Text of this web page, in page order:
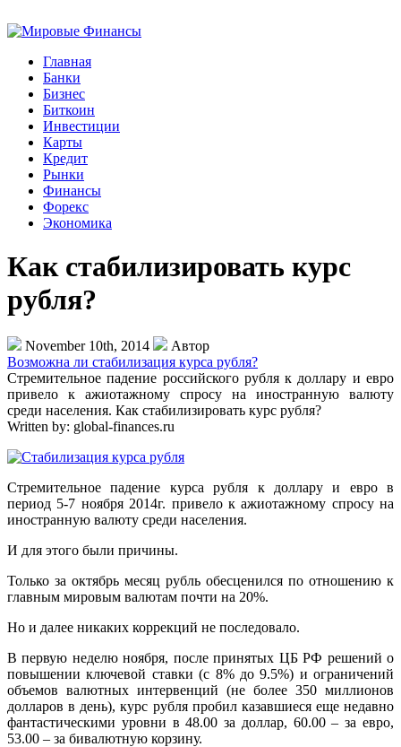
Главная
Банки
Бизнес
Биткоин
Инвестиции
Карты
Кредит
Рынки
Финансы
Форекс
Экономика
Как стабилизировать курс
рубля?
November 10th, 2014
Автор
Возможна ли стабилизация курса рубля?
Стремительное падение российского рубля к доллару и евро
привело к ажиотажному спросу на иностранную валюту
среди населения. Как стабилизировать курс рубля?
Written by: global-finances.ru
Стремительное падение курса рубля к доллару и евро в
период 5-7 ноября 2014г. привело к ажиотажному спросу на
иностранную валюту среди населения.
И для этого были причины.
Только за октябрь месяц рубль обесценился по отношению к
главным мировым валютам почти на 20%.
Но и далее никаких коррекций не последовало.
В первую неделю ноября, после принятых ЦБ РФ решений о
повышении ключевой ставки (с 8% до 9.5%) и ограничений
объемов валютных интервенций (не более 350 миллионов
долларов в день), курс рубля пробил казавшиеся еще недавно
фантастическими уровни в 48.00 за доллар, 60.00 – за евро,
53.00 – за бивалютную корзину.